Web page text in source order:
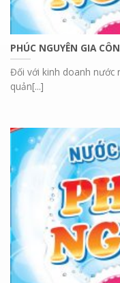
PHÚC NGUYÊN GIA
Đối với kinh doanh nước
quản[...]